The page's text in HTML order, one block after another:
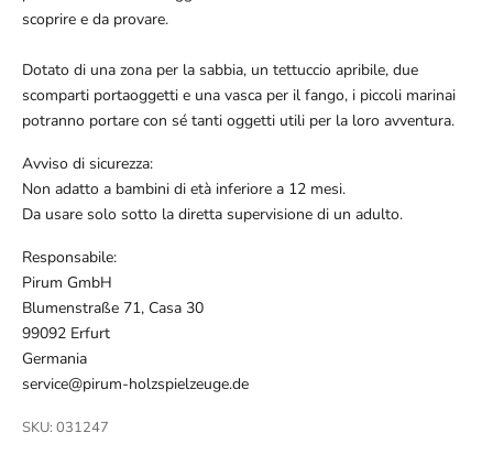
scoprire e da provare.
Dotato di una zona per la sabbia, un tettuccio apribile, due
scomparti portaoggetti e una vasca per il fango, i piccoli marinai
potranno portare con sé tanti oggetti utili per la loro avventura.
Avviso di sicurezza:
Non adatto a bambini di età inferiore a 12 mesi.
Da usare solo sotto la diretta supervisione di un adulto.
Responsabile:
Pirum GmbH
Blumenstraße 71, Casa 30
99092 Erfurt
Germania
service@pirum-holzspielzeuge.de
SKU: 031247